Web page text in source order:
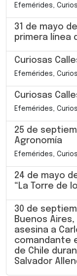
Efemérides,
31 de mayo
primera línea
Curiosas
Efemérides,
Curiosas
Efemérides,
25 de
Agronomía
Efemérides,
24 de mayo
“La Torre de
30 de
Buenos Aires,
asesina a
comandante
de Chile
Salvador